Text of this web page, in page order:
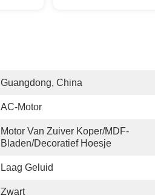
Guangdong, China
AC-Motor
Motor Van Zuiver Koper/MDF-
Bladen/Decoratief Hoesje
Laag Geluid
Zwart